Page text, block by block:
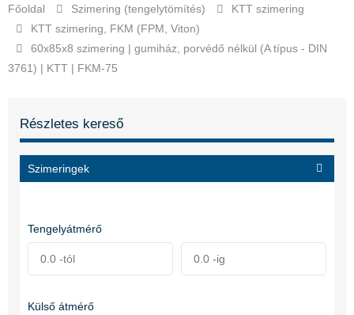
Főoldal Szimering (tengelytömítés)
KTT szimering
KTT szimering, FKM (FPM, Viton)
60x85x8 szimering | gumiház, porvédő nélkül (A típus - DIN
3761) | KTT | FKM-75
Részletes kereső
Szimeringek
Tengelyátmérő
Külső átmérő